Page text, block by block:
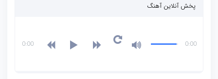
پخش آنلاین آهنگ
0:00
0:00